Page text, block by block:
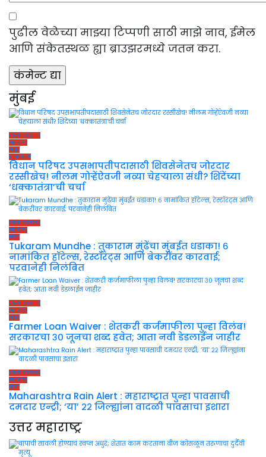
पुढील वेळेच्या माझ्या टिप्पणी साठी माझे नाव, ईमेल
आणि संकेतस्थळ ह्या ब्राउझरमध्ये जतन करा.
मुंबई
ताज्या बातम्या
महाराष्ट्र
मुंबई
राजकारण
विधान परिषद उपसभापतीपदासाठी शिवसेनेतच जोरदार
रस्सीखेच! नीलम गोऱ्हेंऐवजी नव्या चेहऱ्याला संधी? शिंदेंच्या
‘धक्कातंत्रा’ची चर्चा
ताज्या बातम्या
महाराष्ट्र
मुंबई
Tukaram Mundhe : तुकाराम मुंढेंचा मुंबईत धडाका! ६
नामांकित हॉटेल्स, रेस्टॉरंट्स आणि बेकरींवर कारवाई;
परवानेही निलंबित
ताज्या बातम्या
महाराष्ट्र
मुंबई
Farmer Loan Waiver : शेतकरी कर्जमाफीला पुन्हा विलंब!
सरकारचा ३० जूनचा शब्द हवेत; आता नवी डेडलाईन जाहीर
ताज्या बातम्या
महाराष्ट्र
मुंबई
Maharashtra Rain Alert : महाराष्ट्रात पुन्हा पावसाची
दमदार एन्ट्री; ‘या’ २२ जिल्ह्यांना वादळी पावसाचा इशारा
उत्तर महाराष्ट्र